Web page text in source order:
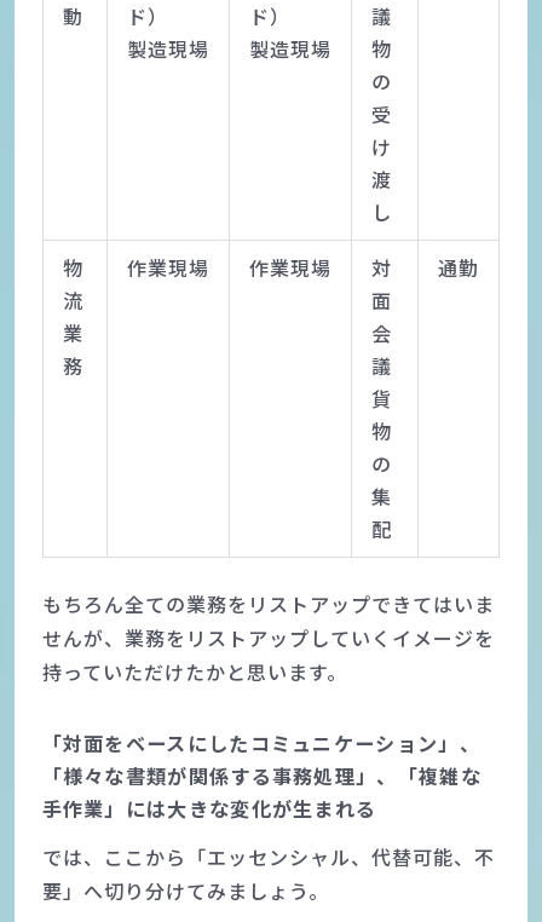
動
ド）
製造現場
ド）
製造現場
議
物
の
受
け
渡
し
物
流
業
務
作業現場 作業現場
対
面
会
議
貨
物
の
集
配
通勤
もちろん全ての業務をリストアップできてはいま
せんが、業務をリストアップしていくイメージを
持っていただけたかと思います。
「対面をベースにしたコミュニケーション」、
「様々な書類が関係する事務処理」、「複雑な
手作業」には大きな変化が生まれる
では、ここから「エッセンシャル、代替可能、不
要」へ切り分けてみましょう。